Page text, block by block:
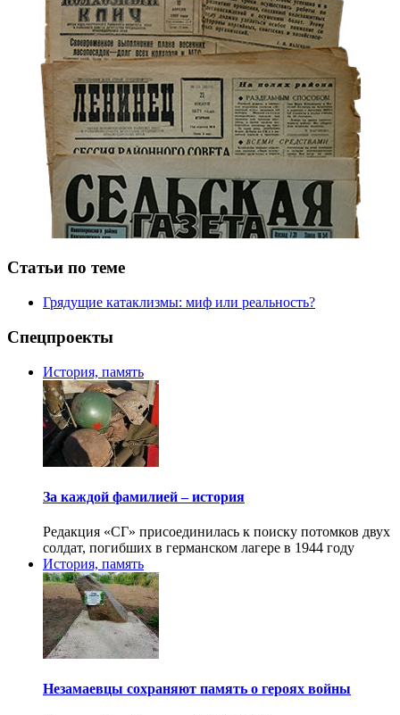
Статьи по теме
Грядущие катаклизмы: миф или реальность?
Спецпроекты
История, память
За каждой фамилией – история
Редакция «СГ» присоединилась к поиску потомков двух
солдат, погибших в германском лагере в 1944 году
История, память
Незамаевцы сохраняют память о героях войны